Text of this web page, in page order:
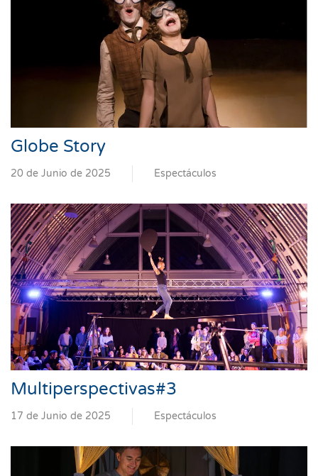
Globe Story
20 de Junio de 2025 Espectáculos
Multiperspectivas#3
17 de Junio de 2025 Espectáculos